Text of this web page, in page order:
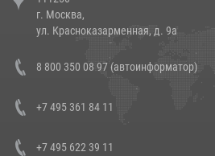
14 июля 2026, 12:20
Состоялась рабочая встреча директора
генерала армии Виктора Золотова с
представителя Президента Российской
Кавказском федеральном округе
г. Москва,
ул. Красноказарменная, д. 9а
8 800 350 08 97 (автоинформатор)
+7 495 361 84 11
+7 495 622 39 11